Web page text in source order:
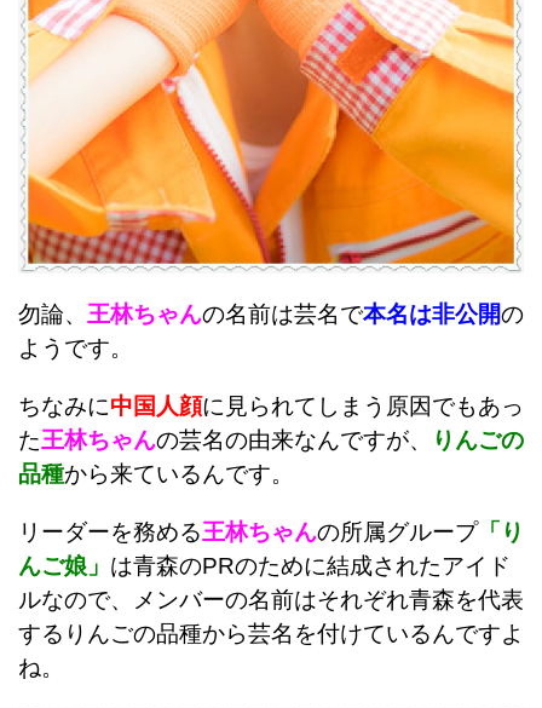
勿論、 王林ちゃんの名前は芸名で本名は非公開の
ようです。
ちなみに中国人顔に見られてしまう原因でもあっ
た王林ちゃんの芸名の由来なんですが、
りんごの
品種から来ているんです。
リーダーを務める王林ちゃんの所属グループ「り
んご娘」 は青森のPRのために結成されたアイド
ルなので、メンバーの名前はそれぞれ青森を代表
するりんごの品種から芸名を付けているんですよ
ね。